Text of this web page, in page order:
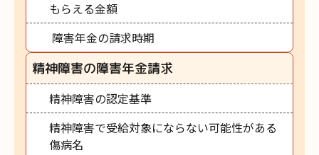
もらえる金額
障害年金の請求時期
精神障害の障害年金請求
精神障害の認定基準
精神障害で受給対象にならない可能性がある
傷病名